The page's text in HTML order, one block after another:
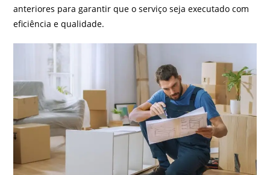
anteriores para garantir que o serviço seja executado com
eficiência e qualidade.